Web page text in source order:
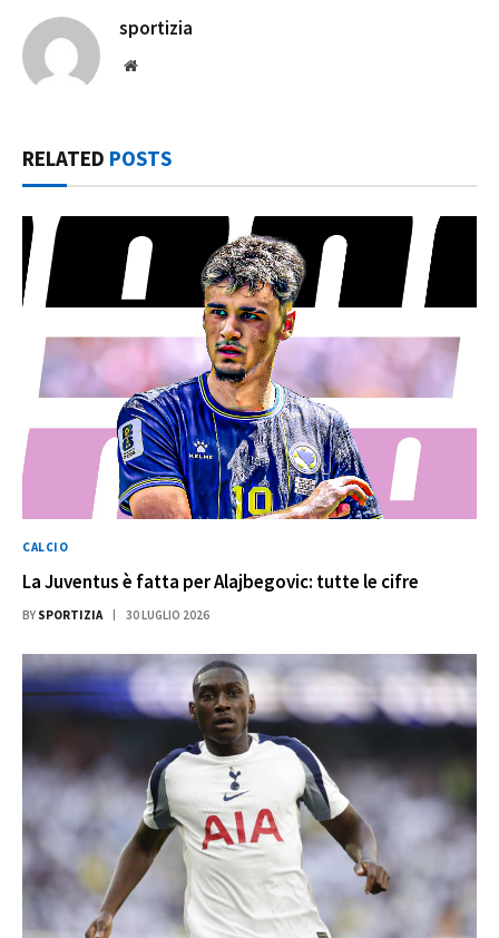
sportizia
Website
RELATED POSTS
CALCIO
La Juventus è fatta per Alajbegovic: tutte le cifre
BY SPORTIZIA 30 LUGLIO 2026